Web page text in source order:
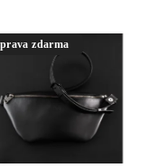
zdarma